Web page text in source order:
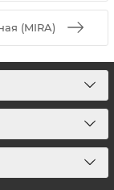
(MIRA)